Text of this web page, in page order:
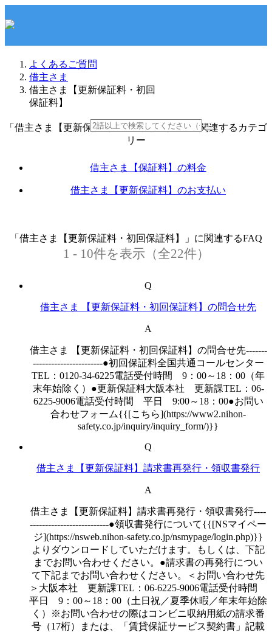
よくあるご質問
借主さま
借主さま【更新保証料・初回
保証料】
「借主さま【更新保証料・初回保証料】」に関連するカテゴ
リー
借主さま【保証料】の料金
借主さま【更新保証料】のお支払い
「借主さま【更新保証料・初回保証料】」に関連するFAQ
1 - 10件を表示（全22件）
Q
借主さま 【更新保証料・初回保証料】の問合せ先
A
借主さま 【更新保証料・初回保証料】の問合せ先-------
-----------------------●初回保証料全国共通コールセンター
TEL：0120-34-6225電話受付時間 9：00～18：00（年
末年始除く）●更新保証料大阪本社 更新課TEL：06-
6225-9006電話受付時間 平日 9:00～18：00●お問い
合わせフォーム{{[こちら](https://www2.nihon-
safety.co.jp/inquiry/inquiry_form/)}}
Q
借主さま【更新保証料】請求書再発行・領収書発行
A
借主さま【更新保証料】請求書再発行・領収書発行----
--------------------------●領収書発行について{{[NSマイペー
ジ](https://nsweb.nihon-safety.co.jp/nsmypage/login.php)}}
よりダウンロードしていただけます。もしくは、下記
までお問い合わせください。●請求書の再発行につい
て下記までお問い合わせください。＜お問い合わせ先
＞大阪本社 更新課TEL：06-6225-9006電話受付時間
平日 9：00～18：00（土日祝／夏季休暇／年末年始除
く）※お問い合わせの際はコンビニ収納用紙の請求番
号（17桁）または、「賃貸保証サービス契約書」記載